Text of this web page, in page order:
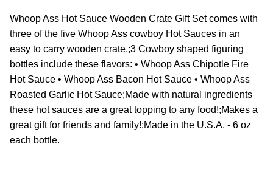
Whoop Ass Hot Sauce Wooden Crate Gift Set comes with
three of the five Whoop Ass cowboy Hot Sauces in an
easy to carry wooden crate.;3 Cowboy shaped figuring
bottles include these flavors: • Whoop Ass Chipotle Fire
Hot Sauce • Whoop Ass Bacon Hot Sauce • Whoop Ass
Roasted Garlic Hot Sauce;Made with natural ingredients
these hot sauces are a great topping to any food!;Makes a
great gift for friends and family!;Made in the U.S.A. - 6 oz
each bottle.